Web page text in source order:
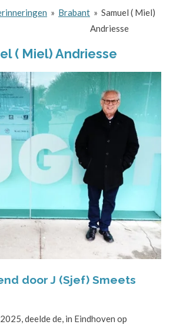
» Brabant » Samuel ( Miel)
Andriesse
( Miel) Andriesse
door J (Sjef) Smeets
deelde de, in Eindhoven op